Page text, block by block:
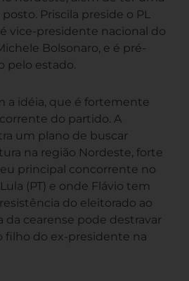
Priscila preside o PL
vice-presidente nacional do
Bolsonaro, e é pré-
pelo estado.
a idéia, que é fortemente
do partido. A
um plano de buscar
na região Nordeste, forte
principal concorrente no
(PT) e onde Flávio tem
do eleitorado ao
da cearense pode destravar
filho do ex-presidente na